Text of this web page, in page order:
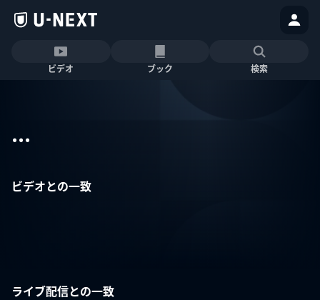
ビデオ ブック 検索
...
ビデオとの一致
ライブ配信との一致